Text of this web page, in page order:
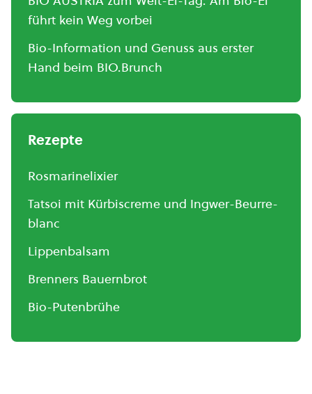
führt kein Weg vorbei
Bio-Information und Genuss aus erster
Hand beim BIO.Brunch
Rezepte
Rosmarinelixier
Tatsoi mit Kürbiscreme und Ingwer-Beurre-
blanc
Lippenbalsam
Brenners Bauernbrot
Bio-Putenbrühe